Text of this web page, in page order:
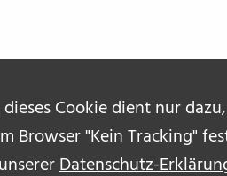
Cookie dient nur
Browser "Kein Tracking"
Datenschutz-